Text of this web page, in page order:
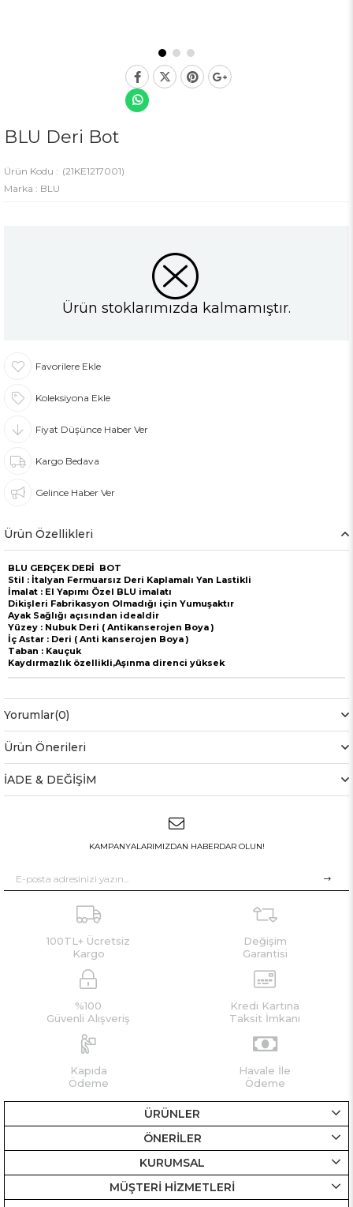
BLU Deri Bot
(21KE1217001)
Marka : BLU
Ürün stoklarımızda kalmamıştır.
Favorilere Ekle
Koleksiyona Ekle
Fiyat Düşünce Haber Ver
Kargo Bedava
Gelince Haber Ver
Ürün Özellikleri
BLU GERÇEK DERİ BOT
Stil : İtalyan Fermuarsız Deri Kaplamalı Yan Lastikli
İmalat : El Yapımı Özel BLU imalatı
Dikişleri Fabrikasyon Olmadığı için Yumuşaktır
Ayak Sağlığı açısından idealdir
Yüzey : Nubuk Deri ( Antikanserojen Boya )
İç Astar : Deri ( Anti kanserojen Boya )
Taban : Kauçuk
Kaydırmazlık özellikli,Aşınma direnci yüksek
Yorumlar(0)
Ürün Önerileri
İADE & DEĞİŞİM
KAMPANYALARIMIZDAN HABERDAR OLUN!
100TL+ Ücretsiz
Kargo
Değişim
Garantisi
%100
Güvenli Alışveriş
Kredi Kartına
Taksit İmkanı
Kapıda
Ödeme
Havale İle
Ödeme
ÜRÜNLER
ÖNERİLER
KURUMSAL
MÜŞTERİ HİZMETLERİ